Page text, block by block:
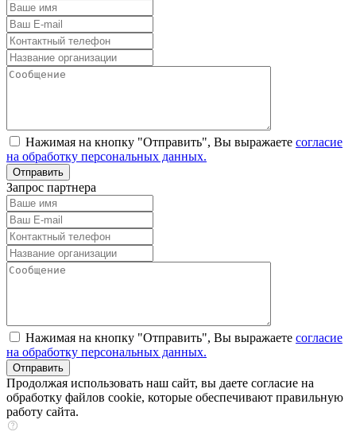
Нажимая на кнопку "Отправить", Вы выражаете согласие
на обработку персональных данных.
Запрос партнера
Нажимая на кнопку "Отправить", Вы выражаете согласие
на обработку персональных данных.
Продолжая использовать наш сайт, вы даете согласие на
обработку файлов cookie, которые обеспечивают правильную
работу сайта.